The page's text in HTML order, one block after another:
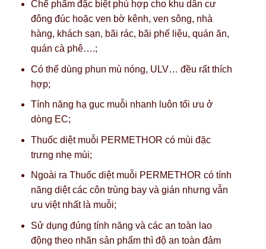
Chế phẩm đặc biệt phù hợp cho khu dân cư
đông đúc hoặc ven bờ kênh, ven sông, nhà
hàng, khách sạn, bãi rác, bãi phế liệu, quán ăn,
quán cà phê….;
Có thể dùng phun mù nóng, ULV… đều rất thích
hợp;
Tính năng hạ gục muỗi nhanh luôn tối ưu ở
dòng EC;
Thuốc diệt muỗi PERMETHOR có mùi đặc
trưng nhẹ mùi;
Ngoài ra Thuốc diệt muỗi PERMETHOR có tính
năng diệt các côn trùng bay và gián nhưng vẫn
ưu việt nhất là muỗi;
Sử dụng đúng tính năng và các an toàn lao
động theo nhãn sản phẩm thì độ an toàn đảm